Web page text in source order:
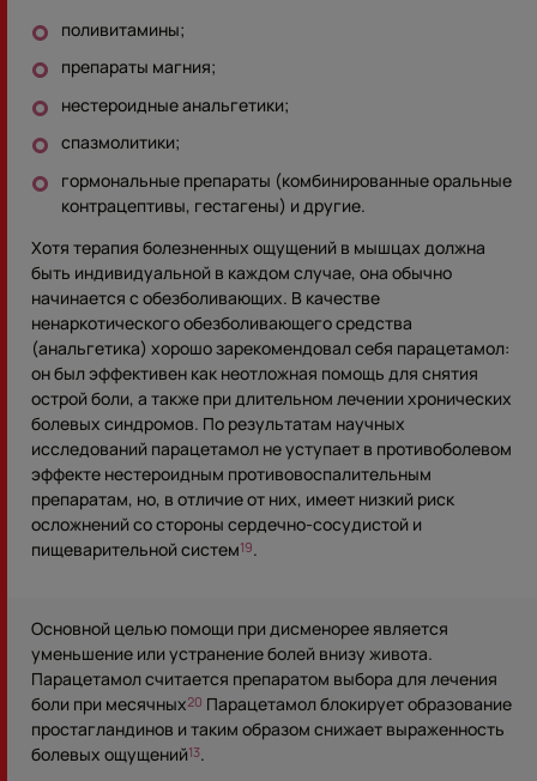
поливитамины;
препараты магния;
нестероидные анальгетики;
спазмолитики;
гормональные препараты (комбинированные оральные
контрацептивы, гестагены) и другие.
Хотя терапия болезненных ощущений в мышцах должна
быть индивидуальной в каждом случае, она обычно
начинается с обезболивающих. В качестве
ненаркотического обезболивающего средства
(анальгетика) хорошо зарекомендовал себя парацетамол:
он был эффективен как неотложная помощь для снятия
острой боли, а также при длительном лечении хронических
болевых синдромов. По результатам научных
исследований парацетамол не уступает в противоболевом
эффекте нестероидным противовоспалительным
препаратам, но, в отличие от них, имеет низкий риск
осложнений со стороны сердечно-сосудистой и
пищеварительной систем19.
Основной целью помощи при дисменорее является
уменьшение или устранение болей внизу живота.
Парацетамол считается препаратом выбора для лечения
боли при месячных20 Парацетамол блокирует образование
простагландинов и таким образом снижает выраженность
болевых ощущений13.